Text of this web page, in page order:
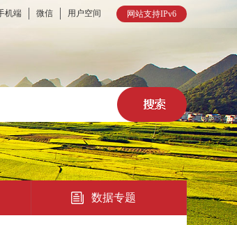
网站支持IPv6
机端 微信 用户空间
数据专题